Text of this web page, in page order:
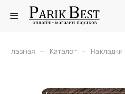
Главная – Каталог – Накладки